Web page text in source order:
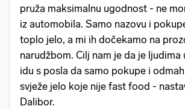
pruža maksimalnu ugodnost - ne
iz automobila. Samo nazovu i
toplo jelo, a mi ih dočekamo na
narudžbom. Cilj nam je da je ljudima
idu s posla da samo pokupe i
svježe jelo koje nije fast food -
Dalibor.